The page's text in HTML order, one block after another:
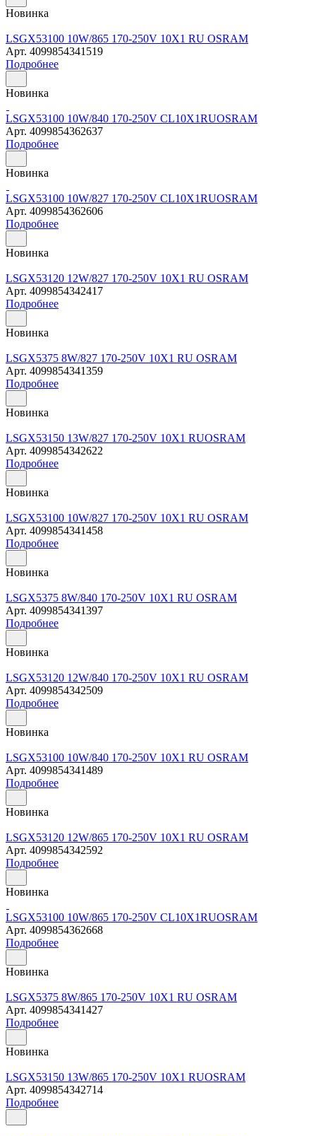
Новинка
LSGX53100 10W/865 170-250V 10X1 RU OSRAM
Арт. 4099854341519
Подробнее
Новинка
LSGX53100 10W/840 170-250V CL10X1RUOSRAM
Арт. 4099854362637
Подробнее
Новинка
LSGX53100 10W/827 170-250V CL10X1RUOSRAM
Арт. 4099854362606
Подробнее
Новинка
LSGX53120 12W/827 170-250V 10X1 RU OSRAM
Арт. 4099854342417
Подробнее
Новинка
LSGX5375 8W/827 170-250V 10X1 RU OSRAM
Арт. 4099854341359
Подробнее
Новинка
LSGX53150 13W/827 170-250V 10X1 RUOSRAM
Арт. 4099854342622
Подробнее
Новинка
LSGX53100 10W/827 170-250V 10X1 RU OSRAM
Арт. 4099854341458
Подробнее
Новинка
LSGX5375 8W/840 170-250V 10X1 RU OSRAM
Арт. 4099854341397
Подробнее
Новинка
LSGX53120 12W/840 170-250V 10X1 RU OSRAM
Арт. 4099854342509
Подробнее
Новинка
LSGX53100 10W/840 170-250V 10X1 RU OSRAM
Арт. 4099854341489
Подробнее
Новинка
LSGX53120 12W/865 170-250V 10X1 RU OSRAM
Арт. 4099854342592
Подробнее
Новинка
LSGX53100 10W/865 170-250V CL10X1RUOSRAM
Арт. 4099854362668
Подробнее
Новинка
LSGX5375 8W/865 170-250V 10X1 RU OSRAM
Арт. 4099854341427
Подробнее
Новинка
LSGX53150 13W/865 170-250V 10X1 RUOSRAM
Арт. 4099854342714
Подробнее